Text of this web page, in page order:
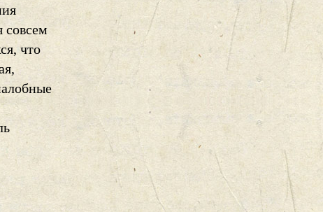
совсем
что